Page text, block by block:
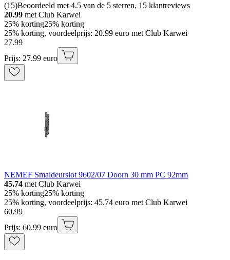
(15)Beoordeeld met 4.5 van de 5 sterren, 15 klantreviews
20.99 met Club Karwei
25% korting25% korting
25% korting, voordeelprijs: 20.99 euro met Club Karwei
27.99
Prijs: 27.99 euro
NEMEF Smaldeurslot 9602/07 Doorn 30 mm PC 92mm
45.74 met Club Karwei
25% korting25% korting
25% korting, voordeelprijs: 45.74 euro met Club Karwei
60.99
Prijs: 60.99 euro